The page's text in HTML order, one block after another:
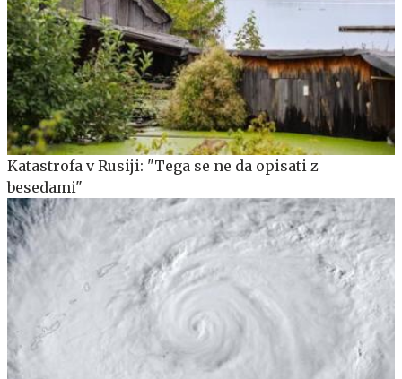
Katastrofa v Rusiji: "Tega se ne da opisati z
besedami"